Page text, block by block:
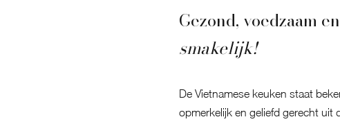
Gezond, voedzaam
smakelijk!
De Vietnamese keuken staat
opmerkelijk en geliefd gerecht uit